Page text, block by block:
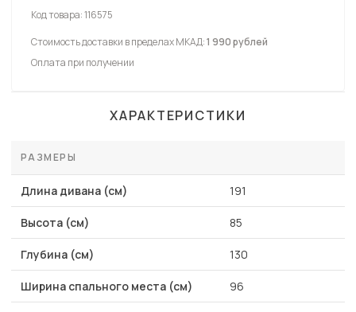
Правое
Код товара:116575
Стоимость доставки в пределах МКАД:1 990 рублей
Оплата при получении
ХАРАКТЕРИСТИКИ
РАЗМЕРЫ
Длина дивана (см) 191
Высота (см) 85
Глубина (см) 130
Ширина спального места (см) 96